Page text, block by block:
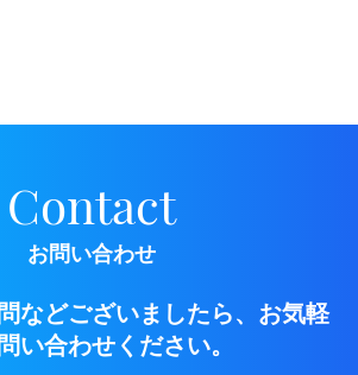
Contact
お問い合わせ
などございましたら、お気軽
い合わせください。